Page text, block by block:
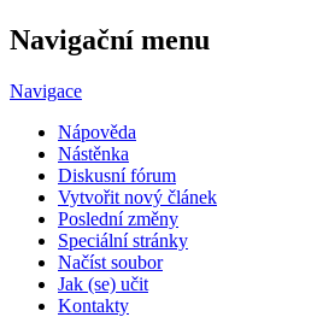
Navigační menu
Navigace
Nápověda
Nástěnka
Diskusní fórum
Vytvořit nový článek
Poslední změny
Speciální stránky
Načíst soubor
Jak (se) učit
Kontakty